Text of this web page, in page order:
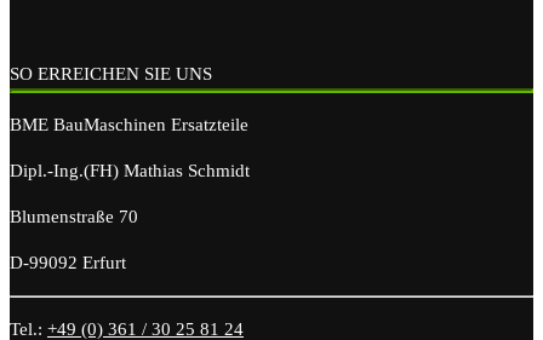
SO ERREICHEN SIE UNS
BME BauMaschinen Ersatzteile
Dipl.-Ing.(FH) Mathias Schmidt
Blumenstraße 70
D-99092 Erfurt
Tel.: +49 (0) 361 / 30 25 81 24